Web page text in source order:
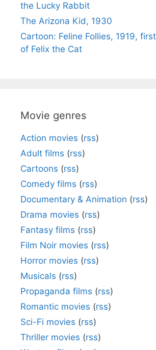
the Lucky Rabbit
The Arizona Kid, 1930
Cartoon: Feline Follies, 1919,
of Felix the Cat
Movie genres
Action movies (rss)
Adult films (rss)
Cartoons (rss)
Comedy films (rss)
Documentary & Animation (rss)
Drama movies (rss)
Fantasy films (rss)
Film Noir movies (rss)
Horror movies (rss)
Musicals (rss)
Propaganda films (rss)
Romantic movies (rss)
Sci-Fi movies (rss)
Thriller movies (rss)